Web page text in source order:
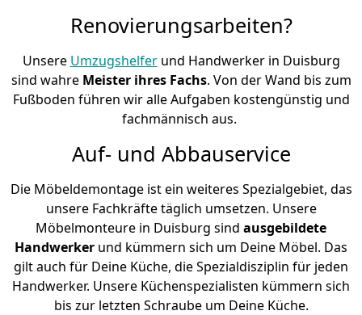
Renovierungsarbeiten?
Unsere Umzugshelferund Handwerker in Duisburg
sind wahre Meister ihres Fachs. Von der Wand bis zum
Fußboden führen wir alle Aufgaben kostengünstig und
fachmännisch aus.
Auf- und Abbauservice
Die Möbeldemontage ist ein weiteres Spezialgebiet, das
unsere Fachkräfte täglich umsetzen. Unsere
Möbelmonteure in Duisburg sind ausgebildete
Handwerker und kümmern sich um Deine Möbel. Das
gilt auch für Deine Küche, die Spezialdisziplin für jeden
Handwerker. Unsere Küchenspezialisten kümmern sich
bis zur letzten Schraube um Deine Küche.